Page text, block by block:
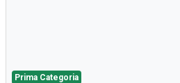
Prima Categoria